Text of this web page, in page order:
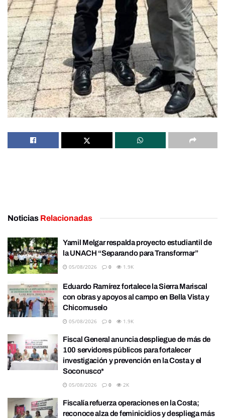
Noticias Relacionadas
Yamil Melgar respalda proyecto estudiantil de
la UNACH “Separando para Transformar”
05/08/2026 0 1.9K
Eduardo Ramírez fortalece la Sierra Mariscal
con obras y apoyos al campo en Bella Vista y
Chicomuselo
05/08/2026 0 1.9K
Fiscal General anuncia despliegue de más de
100 servidores públicos para fortalecer
investigación y prevención en la Costa y el
Soconusco*
05/08/2026 0 2K
Fiscalía refuerza operaciones en la Costa;
reconoce alza de feminicidios y despliega más